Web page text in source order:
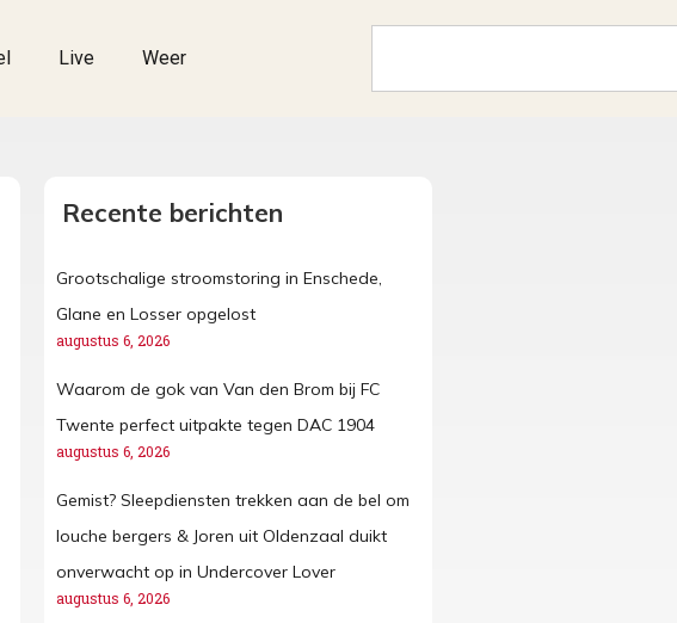
Live Weer
Recente berichten
Grootschalige stroomstoring in Enschede,
Glane en Losser opgelost
augustus 6, 2026
Waarom de gok van Van den Brom bij FC
Twente perfect uitpakte tegen DAC 1904
augustus 6, 2026
Gemist? Sleepdiensten trekken aan de bel om
louche bergers & Joren uit Oldenzaal duikt
onverwacht op in Undercover Lover
augustus 6, 2026